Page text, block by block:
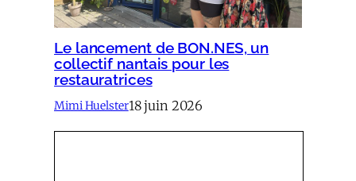
Le lancement de BON.NES, un
collectif nantais pour les
restauratrices
Mimi Huelster18 juin 2026